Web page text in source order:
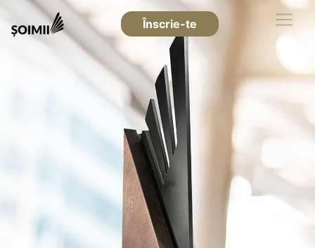
Înscrie-te